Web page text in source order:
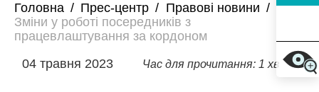
Головна / Прес-центр / Правові новини /
Зміни у роботі посередників з
працевлаштування за кордоном
04 травня 2023
Час для прочитання: 1 хв